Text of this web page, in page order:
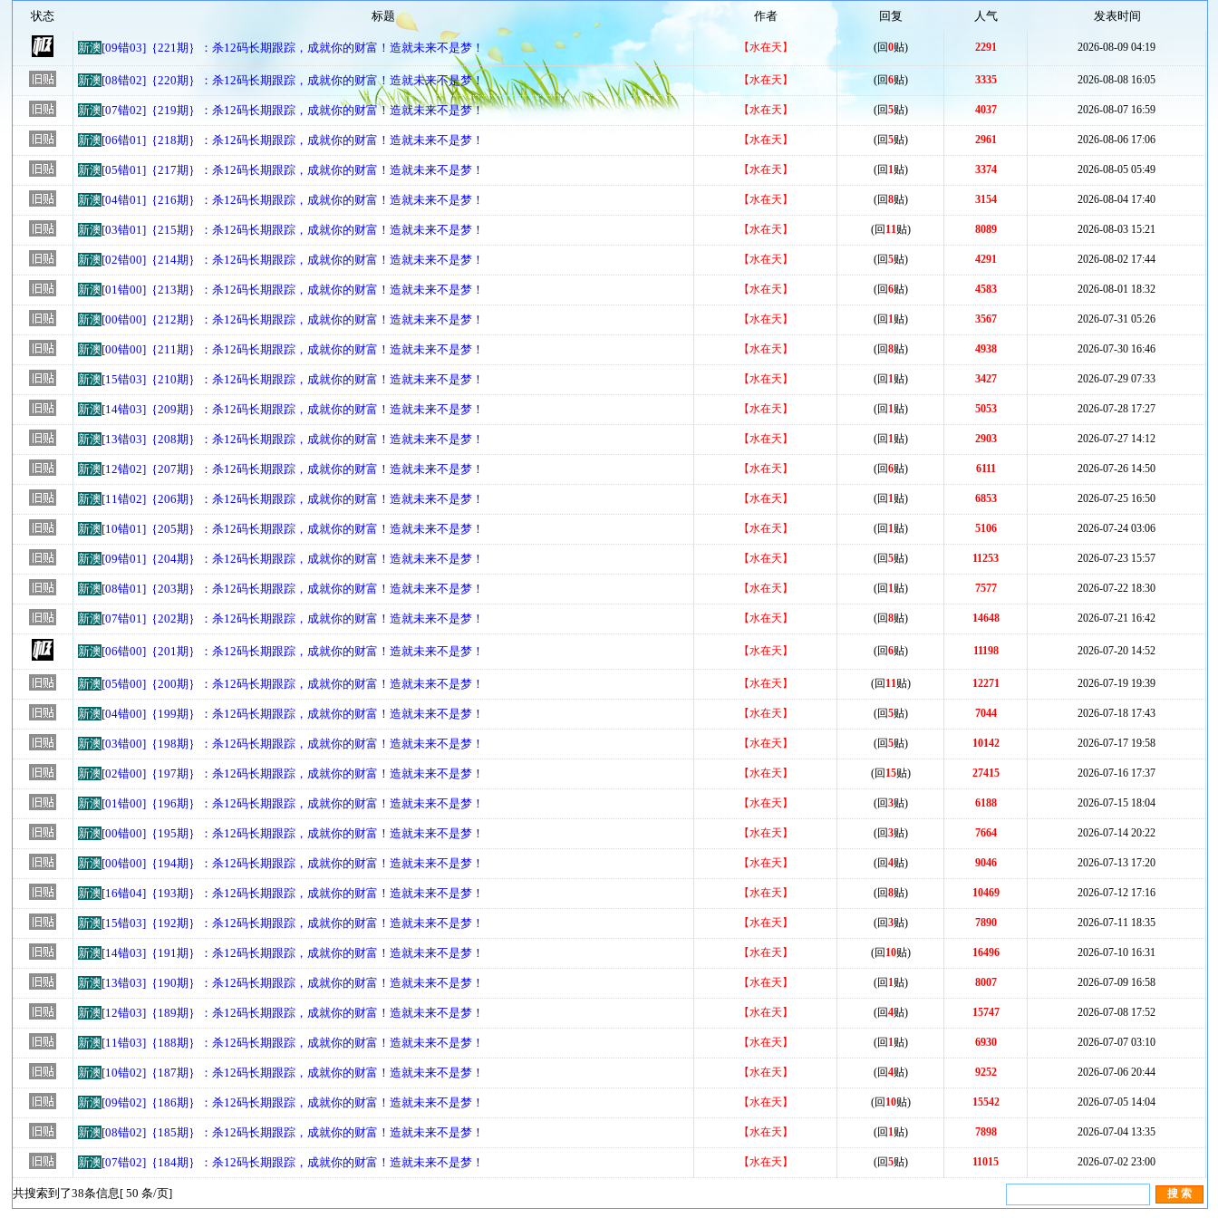
状态 标题 作者 回复 人气 发表时间
新澳[09错03]｛221期｝：杀12码长期跟踪，成就你的财富！造就未来不是梦！ 【水在天】 (回0贴) 2291 2026-08-09 04:19
新澳[08错02]｛220期｝：杀12码长期跟踪，成就你的财富！造就未来不是梦！ 【水在天】 (回6贴) 3335 2026-08-08 16:05
新澳[07错02]｛219期｝：杀12码长期跟踪，成就你的财富！造就未来不是梦！ 【水在天】 (回5贴) 4037 2026-08-07 16:59
新澳[06错01]｛218期｝：杀12码长期跟踪，成就你的财富！造就未来不是梦！ 【水在天】 (回5贴) 2961 2026-08-06 17:06
新澳[05错01]｛217期｝：杀12码长期跟踪，成就你的财富！造就未来不是梦！ 【水在天】 (回 1贴) 3374 2026-08-05 05:49
新澳[04错01]｛216期｝：杀12码长期跟踪，成就你的财富！造就未来不是梦！ 【水在天】 (回8贴) 3154 2026-08-04 17:40
新澳[03错01]｛215期｝：杀12码长期跟踪，成就你的财富！造就未来不是梦！ 【水在天】 (回 11贴) 8089 2026-08-03 15:21
新澳[02错00]｛214期｝：杀12码长期跟踪，成就你的财富！造就未来不是梦！ 【水在天】 (回5贴) 4291 2026-08-02 17:44
新澳[01错00]｛213期｝：杀12码长期跟踪，成就你的财富！造就未来不是梦！ 【水在天】 (回6贴) 4583 2026-08-01 18:32
新澳[00错00]｛212期｝：杀12码长期跟踪，成就你的财富！造就未来不是梦！ 【水在天】 (回 1贴) 3567 2026-07-31 05:26
新澳[00错00]｛211期｝：杀12码长期跟踪，成就你的财富！造就未来不是梦！ 【水在天】 (回8贴) 4938 2026-07-30 16:46
新澳[15错03]｛210期｝：杀12码长期跟踪，成就你的财富！造就未来不是梦！ 【水在天】 (回 1贴) 3427 2026-07-29 07:33
新澳[14错03]｛209期｝：杀12码长期跟踪，成就你的财富！造就未来不是梦！ 【水在天】 (回 1贴) 5053 2026-07-28 17:27
新澳[13错03]｛208期｝：杀12码长期跟踪，成就你的财富！造就未来不是梦！ 【水在天】 (回 1贴) 2903 2026-07-27 14:12
新澳[12错02]｛207期｝：杀12码长期跟踪，成就你的财富！造就未来不是梦！ 【水在天】 (回6贴) 6111 2026-07-26 14:50
新澳[11错02]｛206期｝：杀12码长期跟踪，成就你的财富！造就未来不是梦！ 【水在天】 (回 1贴) 6853 2026-07-25 16:50
新澳[10错01]｛205期｝：杀12码长期跟踪，成就你的财富！造就未来不是梦！ 【水在天】 (回 1贴) 5106 2026-07-24 03:06
新澳[09错01]｛204期｝：杀12码长期跟踪，成就你的财富！造就未来不是梦！ 【水在天】 (回5贴) 11253 2026-07-23 15:57
新澳[08错01]｛203期｝：杀12码长期跟踪，成就你的财富！造就未来不是梦！ 【水在天】 (回 1贴) 7577 2026-07-22 18:30
新澳[07错01]｛202期｝：杀12码长期跟踪，成就你的财富！造就未来不是梦！ 【水在天】 (回8贴) 14648 2026-07-21 16:42
新澳[06错00]｛201期｝：杀12码长期跟踪，成就你的财富！造就未来不是梦！ 【水在天】 (回6贴) 11198 2026-07-20 14:52
新澳[05错00]｛200期｝：杀12码长期跟踪，成就你的财富！造就未来不是梦！ 【水在天】 (回 11贴) 12271 2026-07-19 19:39
新澳[04错00]｛199期｝：杀12码长期跟踪，成就你的财富！造就未来不是梦！ 【水在天】 (回5贴) 7044 2026-07-18 17:43
新澳[03错00]｛198期｝：杀12码长期跟踪，成就你的财富！造就未来不是梦！ 【水在天】 (回5贴) 10142 2026-07-17 19:58
新澳[02错00]｛197期｝：杀12码长期跟踪，成就你的财富！造就未来不是梦！ 【水在天】 (回 15贴) 27415 2026-07-16 17:37
新澳[01错00]｛196期｝：杀12码长期跟踪，成就你的财富！造就未来不是梦！ 【水在天】 (回3贴) 6188 2026-07-15 18:04
新澳[00错00]｛195期｝：杀12码长期跟踪，成就你的财富！造就未来不是梦！ 【水在天】 (回3贴) 7664 2026-07-14 20:22
新澳[00错00]｛194期｝：杀12码长期跟踪，成就你的财富！造就未来不是梦！ 【水在天】 (回4贴) 9046 2026-07-13 17:20
新澳[16错04]｛193期｝：杀12码长期跟踪，成就你的财富！造就未来不是梦！ 【水在天】 (回8贴) 10469 2026-07-12 17:16
新澳[15错03]｛192期｝：杀12码长期跟踪，成就你的财富！造就未来不是梦！ 【水在天】 (回3贴) 7890 2026-07-11 18:35
新澳[14错03]｛191期｝：杀12码长期跟踪，成就你的财富！造就未来不是梦！ 【水在天】 (回 10贴) 16496 2026-07-10 16:31
新澳[13错03]｛190期｝：杀12码长期跟踪，成就你的财富！造就未来不是梦！ 【水在天】 (回 1贴) 8007 2026-07-09 16:58
新澳[12错03]｛189期｝：杀12码长期跟踪，成就你的财富！造就未来不是梦！ 【水在天】 (回4贴) 15747 2026-07-08 17:52
新澳[11错03]｛188期｝：杀12码长期跟踪，成就你的财富！造就未来不是梦！ 【水在天】 (回 1贴) 6930 2026-07-07 03:10
新澳[10错02]｛187期｝：杀12码长期跟踪，成就你的财富！造就未来不是梦！ 【水在天】 (回4贴) 9252 2026-07-06 20:44
新澳[09错02]｛186期｝：杀12码长期跟踪，成就你的财富！造就未来不是梦！ 【水在天】 (回 10贴) 15542 2026-07-05 14:04
新澳[08错02]｛185期｝：杀12码长期跟踪，成就你的财富！造就未来不是梦！ 【水在天】 (回 1贴) 7898 2026-07-04 13:35
新澳[07错02]｛184期｝：杀12码长期跟踪，成就你的财富！造就未来不是梦！ 【水在天】 (回5贴) 11015 2026-07-02 23:00
共搜索到了38条信息[ 50 条/页]